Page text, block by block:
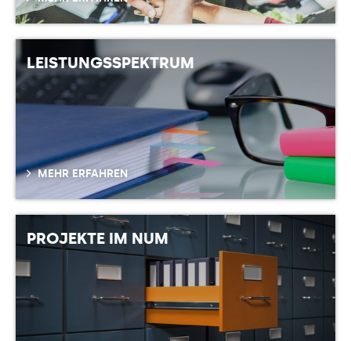
LEISTUNGSSPEKTRUM
MEHR ERFAHREN
PROJEKTE IM NUM